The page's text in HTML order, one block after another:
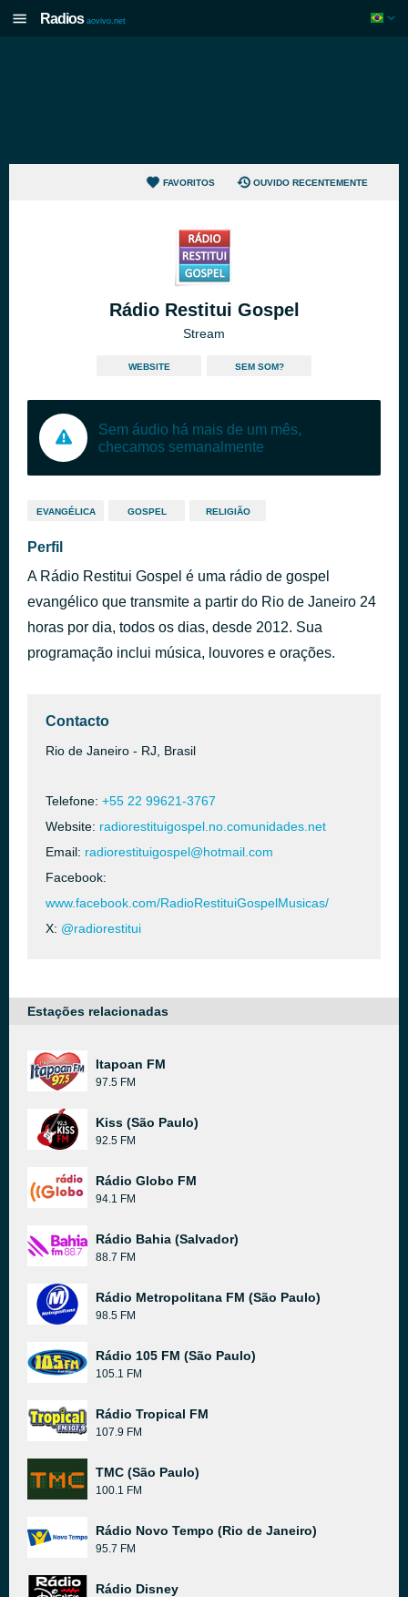
Radios aovivo.net
FAVORITOS OUVIDO RECENTEMENTE
Rádio Restitui Gospel
Stream
WEBSITE SEM SOM?
Sem áudio há mais de um mês,
checamos semanalmente
EVANGÉLICA GOSPEL RELIGIÃO
Perfil
A Rádio Restitui Gospel é uma rádio de gospel
evangélico que transmite a partir do Rio de Janeiro 24
horas por dia, todos os dias, desde 2012. Sua
programação inclui música, louvores e orações.
Contacto
Rio de Janeiro - RJ, Brasil
Telefone: +55 22 99621-3767
Website: radiorestituigospel.no.comunidades.net
Email: radiorestituigospel@hotmail.com
Facebook:
www.facebook.com/RadioRestituiGospelMusicas/
X: @radiorestitui
Estações relacionadas
Itapoan FM
97.5 FM
Kiss (São Paulo)
92.5 FM
Rádio Globo FM
94.1 FM
Rádio Bahia (Salvador)
88.7 FM
Rádio Metropolitana FM (São Paulo)
98.5 FM
Rádio 105 FM (São Paulo)
105.1 FM
Rádio Tropical FM
107.9 FM
TMC (São Paulo)
100.1 FM
Rádio Novo Tempo (Rio de Janeiro)
95.7 FM
Rádio Disney